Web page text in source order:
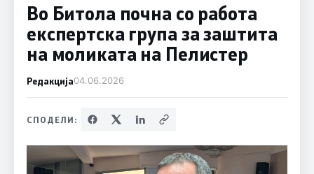
Во Битола почна со работа
експертска група за заштита
на моликата на Пелистер
Редакција04.06.2026
СПОДЕЛИ: